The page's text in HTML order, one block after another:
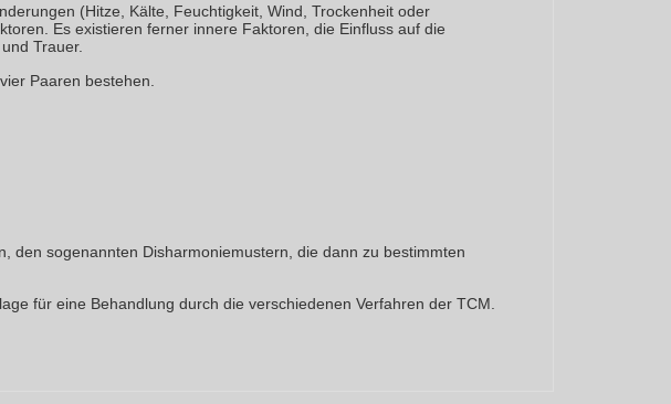
(Hitze, Kälte, Feuchtigkeit, Wind, Trockenheit oder
Es existieren ferner innere Faktoren, die Einfluss auf die
Trauer.
Paaren bestehen.
den sogenannten Disharmoniemustern, die dann zu bestimmten
für eine Behandlung durch die verschiedenen Verfahren der TCM.